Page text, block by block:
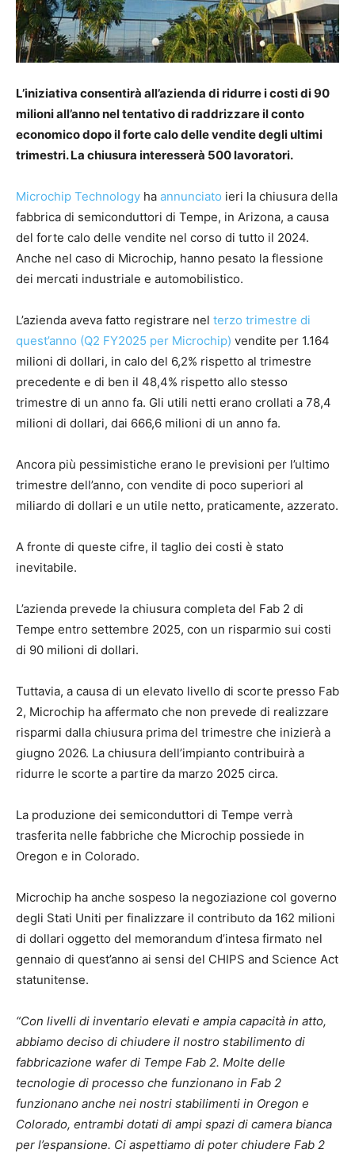
L’iniziativa consentirà all’azienda di ridurre i costi di 90
milioni all’anno nel tentativo di raddrizzare il conto
economico dopo il forte calo delle vendite degli ultimi
trimestri. La chiusura interesserà 500 lavoratori.
Microchip Technology ha annunciato ieri la chiusura della
fabbrica di semiconduttori di Tempe, in Arizona, a causa
del forte calo delle vendite nel corso di tutto il 2024.
Anche nel caso di Microchip, hanno pesato la flessione
dei mercati industriale e automobilistico.
L’azienda aveva fatto registrare nel terzo trimestre di
quest’anno (Q2 FY2025 per Microchip) vendite per 1.164
milioni di dollari, in calo del 6,2% rispetto al trimestre
precedente e di ben il 48,4% rispetto allo stesso
trimestre di un anno fa. Gli utili netti erano crollati a 78,4
milioni di dollari, dai 666,6 milioni di un anno fa.
Ancora più pessimistiche erano le previsioni per l’ultimo
trimestre dell’anno, con vendite di poco superiori al
miliardo di dollari e un utile netto, praticamente, azzerato.
A fronte di queste cifre, il taglio dei costi è stato
inevitabile.
L’azienda prevede la chiusura completa del Fab 2 di
Tempe entro settembre 2025, con un risparmio sui costi
di 90 milioni di dollari.
Tuttavia, a causa di un elevato livello di scorte presso Fab
2, Microchip ha affermato che non prevede di realizzare
risparmi dalla chiusura prima del trimestre che inizierà a
giugno 2026. La chiusura dell’impianto contribuirà a
ridurre le scorte a partire da marzo 2025 circa.
La produzione dei semiconduttori di Tempe verrà
trasferita nelle fabbriche che Microchip possiede in
Oregon e in Colorado.
Microchip ha anche sospeso la negoziazione col governo
degli Stati Uniti per finalizzare il contributo da 162 milioni
di dollari oggetto del memorandum d’intesa firmato nel
gennaio di quest’anno ai sensi del CHIPS and Science Act
statunitense.
“Con livelli di inventario elevati e ampia capacità in atto,
abbiamo deciso di chiudere il nostro stabilimento di
fabbricazione wafer di Tempe Fab 2. Molte delle
tecnologie di processo che funzionano in Fab 2
funzionano anche nei nostri stabilimenti in Oregon e
Colorado, entrambi dotati di ampi spazi di camera bianca
per l’espansione. Ci aspettiamo di poter chiudere Fab 2